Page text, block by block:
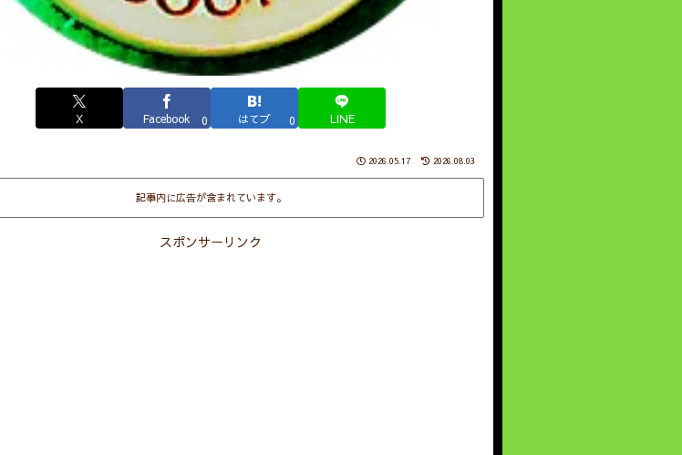
X Facebook 0 はてブ 0 LINE
2026.05.17 2026.08.03
記事内に広告が含まれています。
スポンサーリンク